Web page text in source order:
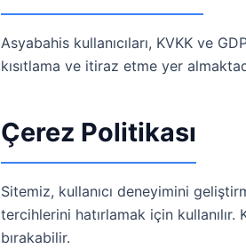
Asyabahis kullanıcıları, KVKK ve
kısıtlama ve itiraz etme yer
Çerez Politikası
Sitemiz, kullanıcı deneyimini
tercihlerini hatırlamak için kullanılır.
bırakabilir.